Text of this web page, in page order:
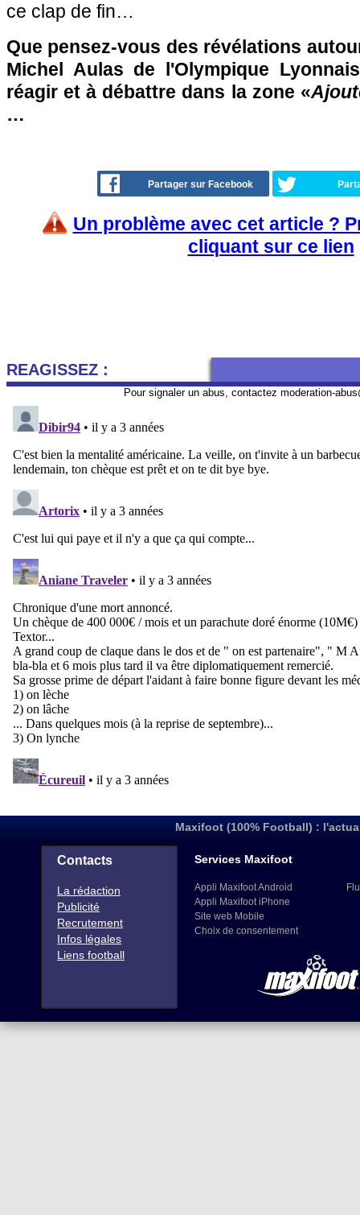
ce clap de fin…
Que pensez-vous des révélations
Michel Aulas de l'Olympique
réagir et à débattre dans la zone «
…
Partager sur Facebook
Un problème avec cet article ?
cliquant sur ce lien
REAGISSEZ :
Pour signaler un abus, contactez moderation-
Maxifoot (100% Football) :
Contacts
La rédaction
Publicité
Recrutement
Infos légales
Liens football
Services Maxifoot
Appli Maxifoot Android
Appli Maxifoot iPhone
Site web Mobile
Choix de consentement